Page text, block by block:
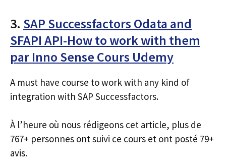
3. SAP Successfactors Odata and
SFAPI API-How to work with them
par Inno Sense Cours Udemy
A must have course to work with any kind of
integration with SAP Successfactors.
À l’heure où nous rédigeons cet article, plus de
767+ personnes ont suivi ce cours et ont posté 79+
avis.